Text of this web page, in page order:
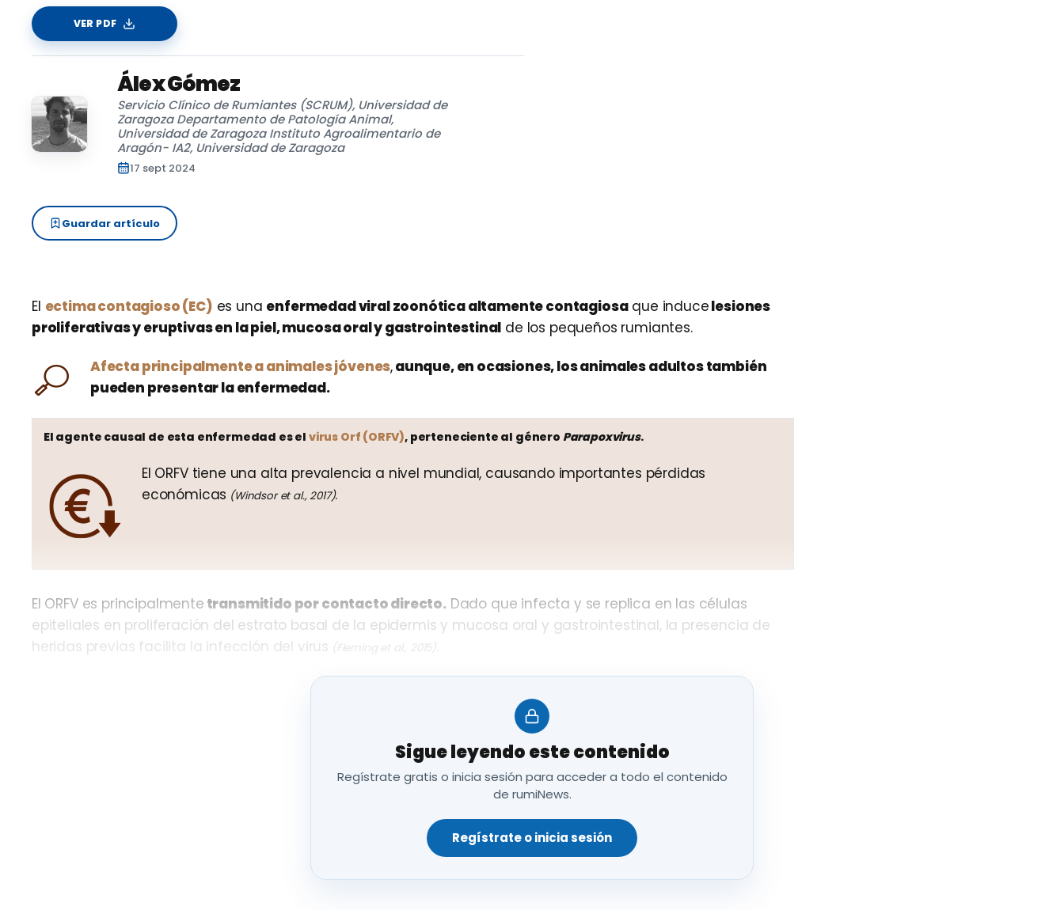
VER PDF
Álex Gómez
Servicio Clínico de Rumiantes (SCRUM), Universidad de
Zaragoza Departamento de Patología Animal,
Universidad de Zaragoza Instituto Agroalimentario de
Aragón- IA2, Universidad de Zaragoza
17 sept 2024
Guardar artículo
El ectima contagioso (EC) es una enfermedad viral zoonótica altamente contagiosaque inducelesiones
proliferativas y eruptivas en la piel, mucosa oral y gastrointestinal de los pequeños rumiantes.
Afecta principalmente a animales jóvenes,aunque, en ocasiones, los animales adultos también
pueden presentar la enfermedad.
El agente causal de esta enfermedad es el virus Orf (ORFV), perteneciente al género Parapoxvirus.
El ORFV tiene una alta prevalencia a nivel mundial, causando importantes pérdidas
económicas (Windsor et al., 2017).
El ORFV es principalmente transmitido por contacto directo. Dado que infecta y se replica en las células
epiteliales en proliferación del estrato basal de la epidermis y mucosa oral y gastrointestinal, la presencia de
heridas previas facilita la infección del virus (Fleming et al., 2015)
Sigue leyendo este contenido
Regístrate gratis o inicia sesión para acceder a todo el contenido
de rumiNews.
Regístrate o inicia sesión